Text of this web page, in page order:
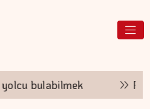
bulabilmek Prime